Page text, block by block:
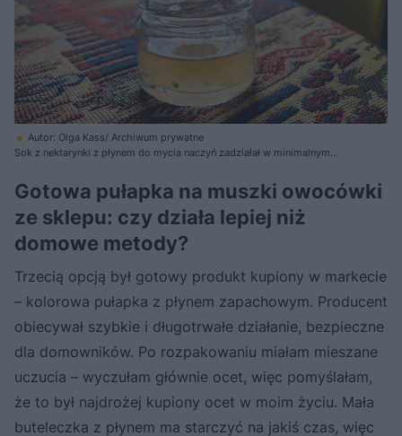
Autor: Olga Kass/ Archiwum prywatne
Sok z nektarynki z płynem do mycia naczyń zadziałał w minimalnym
Gotowa pułapka na muszki owocówki
ze sklepu: czy działa lepiej niż
domowe metody?
Trzecią opcją był gotowy produkt kupiony w markecie
– kolorowa pułapka z płynem zapachowym. Producent
obiecywał szybkie i długotrwałe działanie, bezpieczne
dla domowników. Po rozpakowaniu miałam mieszane
uczucia – wyczułam głównie ocet, więc pomyślałam,
że to był najdrożej kupiony ocet w moim życiu. Mała
buteleczka z płynem ma starczyć na jakiś czas, więc